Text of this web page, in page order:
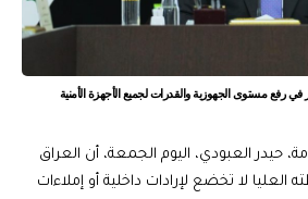
في رفع مستوى الجهوزية والقدرات لجميع الأجهزة الأمنية
حيدر العبودي، اليوم الجمعة، أن العراق
العليا لا تخضع لإرادات داخلية أو إملاءات